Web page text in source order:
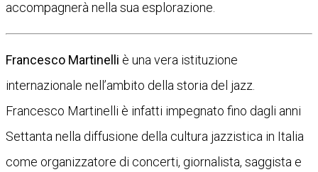
accompagnerà nella sua esplorazione.
Francesco Martinelli è una vera istituzione
internazionale nell’ambito della storia del jazz.
Francesco Martinelli è infatti impegnato fino dagli anni
Settanta nella diffusione della cultura jazzistica in Italia
come organizzatore di concerti, giornalista, saggista e